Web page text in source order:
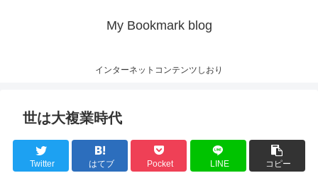
My Bookmark blog
インターネットコンテンツしおり
世は大複業時代
Twitter はてブ Pocket LINE コピー